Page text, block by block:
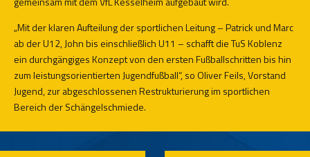
„Mit der klaren Aufteilung der sportlichen Leitung – Patrick und Marc
ab der U12, John bis einschließlich U11 – schafft die TuS Koblenz
ein durchgängiges Konzept von den ersten Fußballschritten bis hin
zum leistungsorientierten Jugendfußball“, so Oliver Feils, Vorstand
Jugend, zur abgeschlossenen Restrukturierung im sportlichen
Bereich der Schängelschmiede.